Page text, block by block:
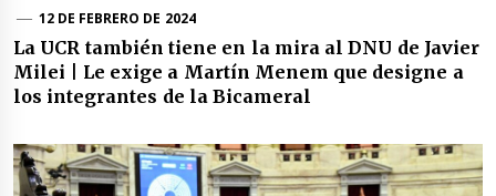
12 DE FEBRERO DE 2024
La UCR también tiene en la mira al DNU de Javier
Milei | Le exige a Martín Menem que designe a
los integrantes de la Bicameral